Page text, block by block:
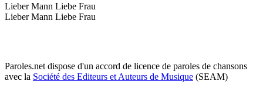
Lieber Mann Liebe Frau
Lieber Mann Liebe Frau
Paroles.net dispose d'un accord de licence de paroles de chansons
avec la Société des Editeurs et Auteurs de Musique (SEAM)